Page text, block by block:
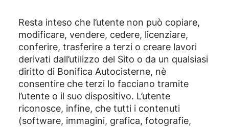
Resta inteso che l’utente non può copiare,
modificare, vendere, cedere, licenziare,
conferire, trasferire a terzi o creare lavori
derivati dall’utilizzo del Sito o da un qualsiasi
diritto di Bonifica Autocisterne, nè
consentire che terzi lo facciano tramite
l’utente o il suo dispositivo. L’utente
riconosce, infine, che tutti i contenuti
(software, immagini, grafica, fotografie,